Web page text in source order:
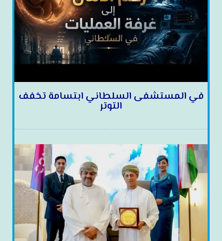
في المستشفى السلطاني ابتسامة تخفف
التوتر